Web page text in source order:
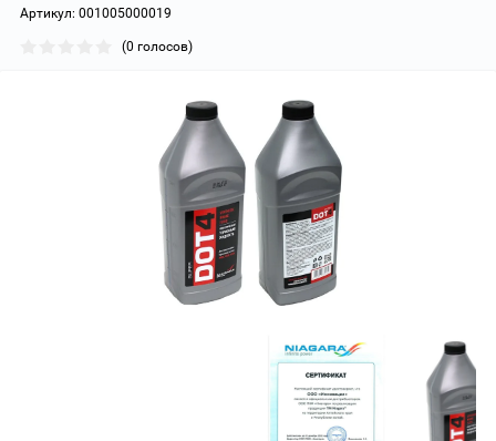
Артикул: 001005000019
(0 голосов)